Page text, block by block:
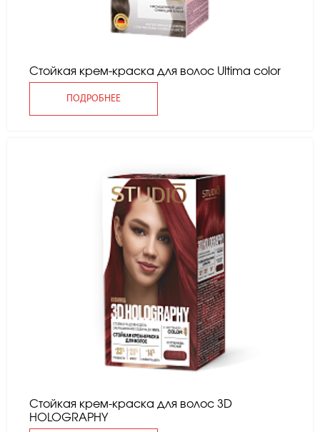
Стойкая крем-краска для волос Ultima color
ПОДРОБНЕЕ
Стойкая крем-краска для волос 3D
HOLOGRAPHY